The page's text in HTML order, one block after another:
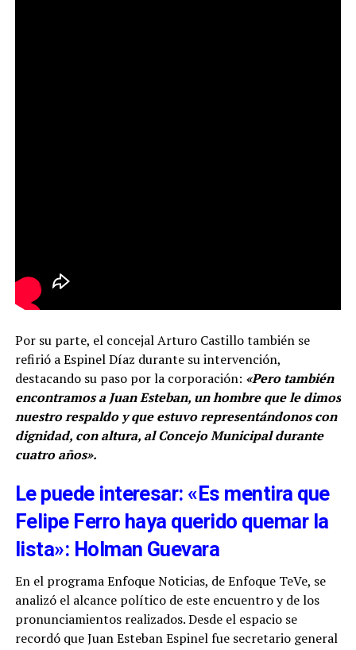
Por su parte, el concejal Arturo Castillo también se
refirió a Espinel Díaz durante su intervención,
destacando su paso por la corporación: «Pero también
encontramos a Juan Esteban, un hombre que le dimos
nuestro respaldo y que estuvo representándonos con
dignidad, con altura, al Concejo Municipal durante
cuatro años».
Le puede interesar: «Es mentira que
Felipe Ferro haya querido quemar la
lista»: Holman Guevara
En el programa Enfoque Noticias, de Enfoque TeVe, se
analizó el alcance político de este encuentro y de los
pronunciamientos realizados. Desde el espacio se
recordó que Juan Esteban Espinel fue secretario general